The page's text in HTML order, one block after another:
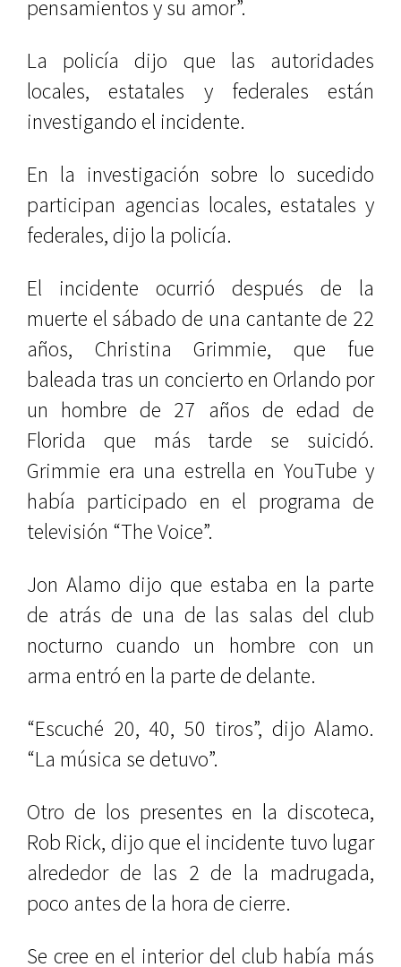
pensamientos y su amor”.
La policía dijo que las autoridades
locales, estatales y federales están
investigando el incidente.
En la investigación sobre lo sucedido
participan agencias locales, estatales y
federales, dijo la policía.
El incidente ocurrió después de la
muerte el sábado de una cantante de 22
años, Christina Grimmie, que fue
baleada tras un concierto en Orlando por
un hombre de 27 años de edad de
Florida que más tarde se suicidó.
Grimmie era una estrella en YouTube y
había participado en el programa de
televisión “The Voice”.
Jon Alamo dijo que estaba en la parte
de atrás de una de las salas del club
nocturno cuando un hombre con un
arma entró en la parte de delante.
“Escuché 20, 40, 50 tiros”, dijo Alamo.
“La música se detuvo”.
Otro de los presentes en la discoteca,
Rob Rick, dijo que el incidente tuvo lugar
alrededor de las 2 de la madrugada,
poco antes de la hora de cierre.
Se cree en el interior del club había más